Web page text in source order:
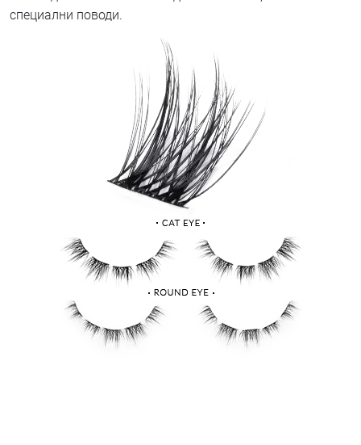
специални поводи.